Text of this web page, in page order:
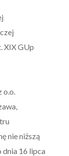
XIX GUp
o.o.
nie niższą
dnia 16 lipca